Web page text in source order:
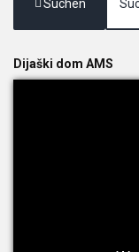
Suchen
Dijaški dom AMS